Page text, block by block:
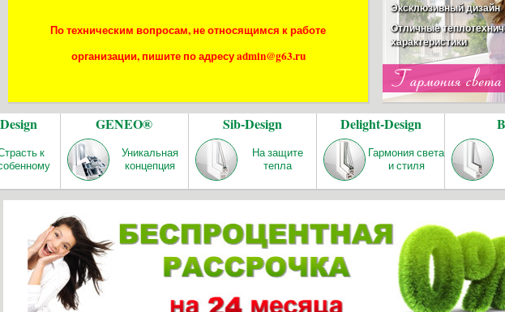
По техническим вопросам, не относящимся к работе
организации, пишите по адресу admin@g63.ru
Эксклюзивный дизайн
Отличные
характеристики
REHAU
Качество и
к
GENEO®
Уникальная
концепция
Sib-Design
На защите
тепла
Delight-Design
Гармония света
и стиля